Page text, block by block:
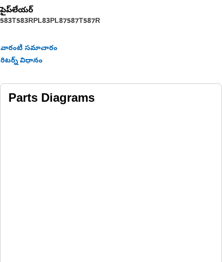
పైప్‌లేయర్
583T583RPL83PL87587T587R
వారంటీ సమాచారం
రిటర్న్ విధానం
Parts Diagrams